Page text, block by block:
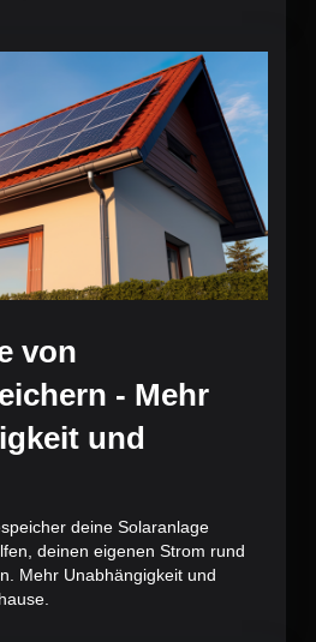
von
- Mehr
und
deine Solaranlage
deinen eigenen Strom rund
Mehr Unabhängigkeit und